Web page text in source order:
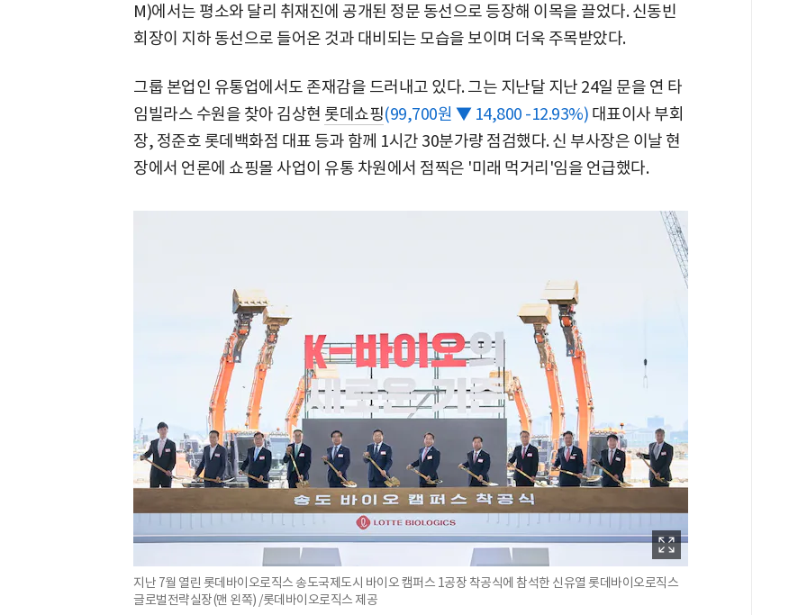
M)에서는 평소와 달리 취재진에 공개된 정문 동선으로 등장해 이목을 끌었다. 신동빈
회장이 지하 동선으로 들어온 것과 대비되는 모습을 보이며 더욱 주목받았다.
그룹 본업인 유통업에서도 존재감을 드러내고 있다. 그는 지난달 지난 24일 문을 연 타
임빌라스 수원을 찾아 김상현 롯데쇼핑(99,700원 ▼ 14,800 -12.93%) 대표이사 부회
장, 정준호 롯데백화점 대표 등과 함께 1시간 30분가량 점검했다. 신 부사장은 이날 현
장에서 언론에 쇼핑몰 사업이 유통 차원에서 점찍은 '미래 먹거리'임을 언급했다.
지난 7월 열린 롯데바이오로직스 송도국제도시 바이오 캠퍼스 1공장 착공식에 참석한 신유열 롯데바이오로직스
글로벌전략실장(맨 왼쪽) /롯데바이오로직스 제공